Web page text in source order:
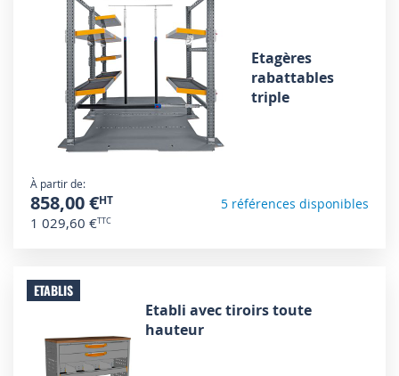
Etagères
rabattables
triple
À partir de
858,00 €
1 029,60 €
5 références disponibles
ETABLIS
Etabli avec tiroirs toute
hauteur